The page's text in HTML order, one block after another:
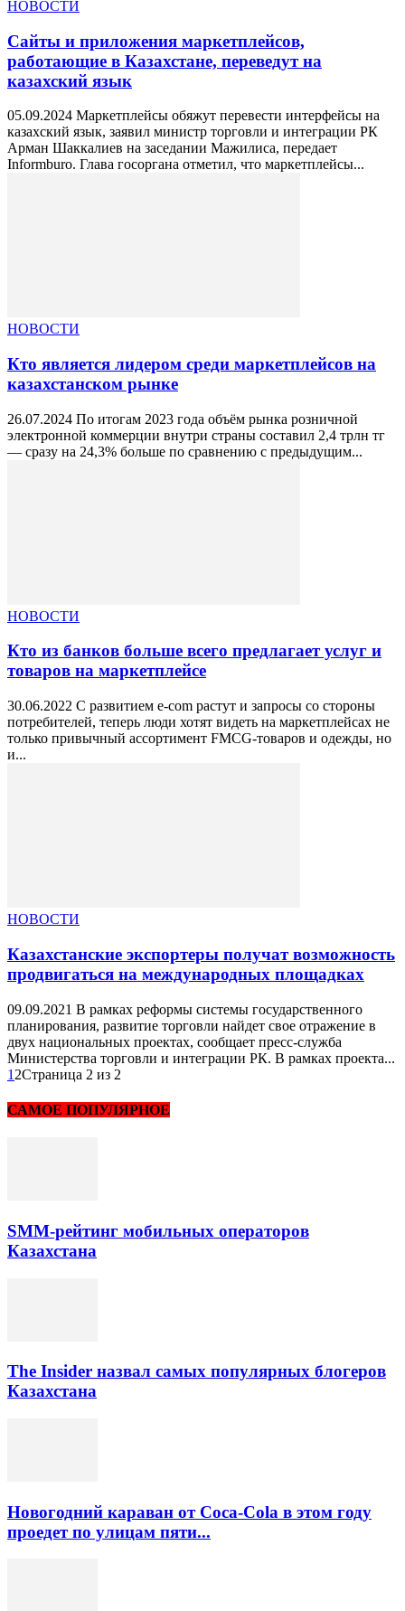
НОВОСТИ
Сайты и приложения маркетплейсов,
работающие в Казахстане, переведут на
казахский язык
05.09.2024 Маркетплейсы обяжут перевести интерфейсы на
казахский язык, заявил министр торговли и интеграции РК
Арман Шаккалиев на заседании Мажилиса, передает
Informburo. Глава госоргана отметил, что маркетплейсы...
НОВОСТИ
Кто является лидером среди маркетплейсов на
казахстанском рынке
26.07.2024 По итогам 2023 года объём рынка розничной
электронной коммерции внутри страны составил 2,4 трлн тг
— сразу на 24,3% больше по сравнению с предыдущим...
НОВОСТИ
Кто из банков больше всего предлагает услуг и
товаров на маркетплейсе
30.06.2022 С развитием e-com растут и запросы со стороны
потребителей, теперь люди хотят видеть на маркетплейсах не
только привычный ассортимент FMCG-товаров и одежды, но
и...
НОВОСТИ
Казахстанские экспортеры получат возможность
продвигаться на международных площадках
09.09.2021 В рамках реформы системы государственного
планирования, развитие торговли найдет свое отражение в
двух национальных проектах, сообщает пресс-служба
Министерства торговли и интеграции РК. В рамках проекта...
1 2Страница 2 из 2
САМОЕ ПОПУЛЯРНОЕ
SMM-рейтинг мобильных операторов
Казахстана
The Insider назвал самых популярных блогеров
Казахстана
Новогодний караван от Coca-Cola в этом году
проедет по улицам пяти...